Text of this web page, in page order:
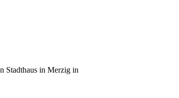
Stadthaus in Merzig in